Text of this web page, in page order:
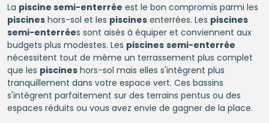
La piscine semi-enterrée est le bon compromis parmi les
piscineshors-sol et les piscinesenterrées. Les piscines
semi-enterrées sont aisés à équiper et conviennent aux
budgets plus modestes. Les piscines semi-enterrée
nécessitent tout de même un terrassement plus complet
que les piscineshors-sol mais elles s'intègrent plus
tranquillement dans votre espace vert. Ces bassins
s'intègrent parfaitement sur des terrains pentus ou des
espaces réduits ou vous avez envie de gagner de la place.